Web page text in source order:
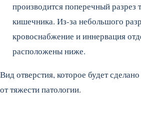
производится поперечный разрез
кишечника. Из-за небольшого
кровоснабжение и иннервация
расположены ниже.
Вид отверстия, которое будет
от тяжести патологии.